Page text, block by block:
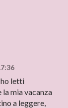
ho letti
mia vacanza
a leggere,